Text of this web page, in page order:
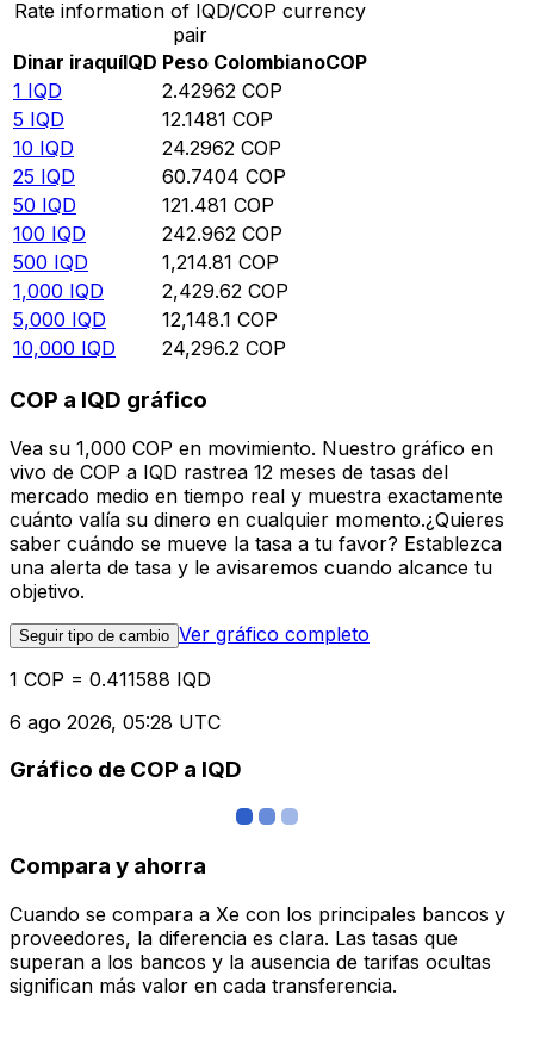
Rate information of IQD/COP currency
pair
Dinar iraquíIQD Peso ColombianoCOP
1 IQD 2.42962 COP
5 IQD 12.1481 COP
10 IQD 24.2962 COP
25 IQD 60.7404 COP
50 IQD 121.481 COP
100 IQD 242.962 COP
500 IQD 1,214.81 COP
1,000 IQD 2,429.62 COP
5,000 IQD 12,148.1 COP
10,000 IQD 24,296.2 COP
COP a IQD gráfico
Vea su 1,000 COP en movimiento. Nuestro gráfico en
vivo de COP a IQD rastrea 12 meses de tasas del
mercado medio en tiempo real y muestra exactamente
cuánto valía su dinero en cualquier momento.¿Quieres
saber cuándo se mueve la tasa a tu favor? Establezca
una alerta de tasa y le avisaremos cuando alcance tu
objetivo.
Seguir tipo de cambio Ver gráfico completo
1 COP = 0.411588 IQD
6 ago 2026, 05:28 UTC
Gráfico de COP a IQD
Compara y ahorra
Cuando se compara a Xe con los principales bancos y
proveedores, la diferencia es clara. Las tasas que
superan a los bancos y la ausencia de tarifas ocultas
significan más valor en cada transferencia.